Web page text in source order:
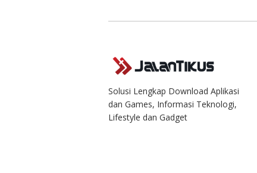
Solusi Lengkap Download Aplikasi
dan Games, Informasi Teknologi,
Lifestyle dan Gadget